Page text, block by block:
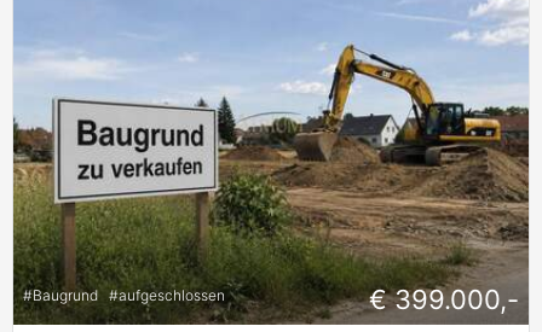
#Baugrund #aufgeschlossen € 399.000,-